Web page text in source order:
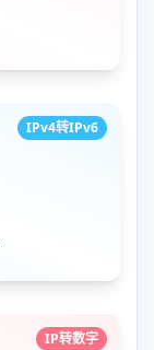
IPv4转IPv6
IP转数字